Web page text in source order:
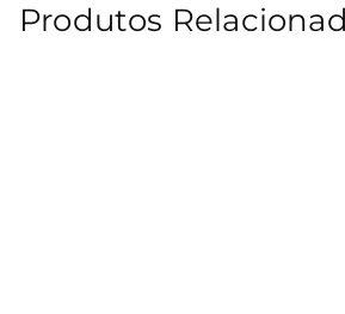
O Shampoo Elseve
cuidado dos seus cabelos. Além
Produtos